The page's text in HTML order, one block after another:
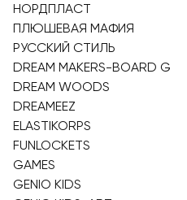
НОРДПЛАСТ
ПЛЮШЕВАЯ МАФИЯ
РУССКИЙ СТИЛЬ
DREAM MAKERS-BOARD G
DREAM WOODS
DREAMEEZ
ELASTIKORPS
FUNLOCKETS
GAMES
GENIO KIDS